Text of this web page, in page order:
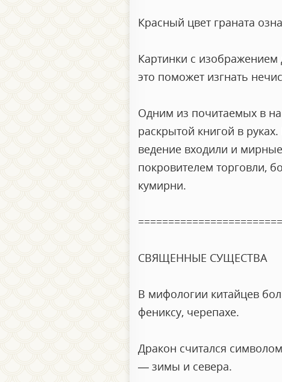
Красный цвет граната
Картинки с изображением
это поможет изгнать
Одним из почитаемых в
раскрытой книгой в
ведение входили и
покровителем торговли,
кумирни.
СВЯЩЕННЫЕ СУЩЕСТВА
В мифологии китайцев
фениксу, черепахе.
Дракон считался
— зимы и севера.